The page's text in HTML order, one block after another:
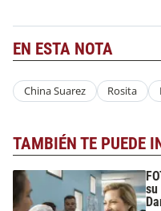
EN ESTA NOTA
China Suarez Rosita
TAMBIÉN TE PUEDE
su